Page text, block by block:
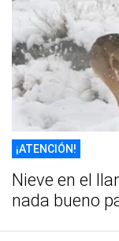
¡ATENCIÓN!
Nieve en el
nada bueno